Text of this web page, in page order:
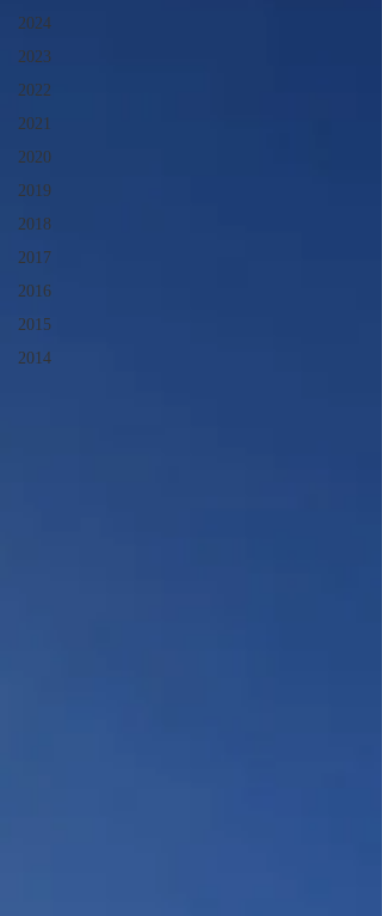
2024
2023
2022
2021
2020
2019
2018
2017
2016
2015
2014